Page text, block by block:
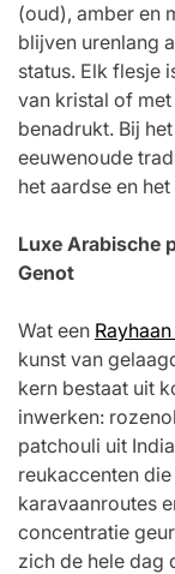
(oud), amber en
blijven urenlang
status. Elk flesje
van kristal of
benadrukt. Bij
eeuwenoude
het aardse en
Luxe Arabische
Genot
Wat een
kunst van
kern bestaat uit
inwerken:
patchouli uit
reukaccenten
karavaanroutes
concentratie
zich de hele dag